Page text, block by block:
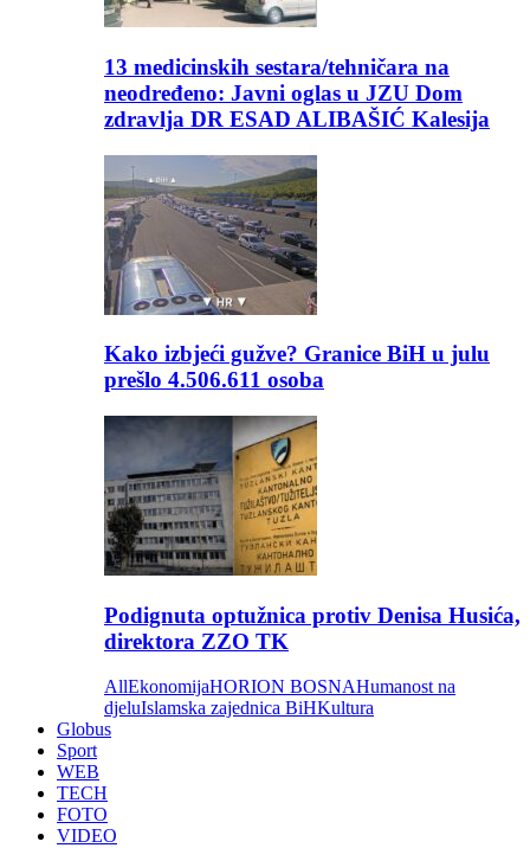
13 medicinskih sestara/tehničara na
neodređeno: Javni oglas u JZU Dom
zdravlja DR ESAD ALIBAŠIĆ Kalesija
Kako izbjeći gužve? Granice BiH u julu
prešlo 4.506.611 osoba
Podignuta optužnica protiv Denisa Husića,
direktora ZZO TK
AllEkonomijaHORION BOSNAHumanost na
djeluIslamska zajednica BiHKultura
Globus
Sport
WEB
TECH
FOTO
VIDEO